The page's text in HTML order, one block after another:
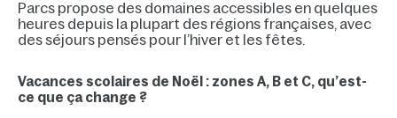
Parcs propose des domaines accessibles en quelques
heures depuis la plupart des régions françaises, avec
des séjours pensés pour l’hiver et les fêtes.
Vacances scolaires de Noël : zones A, B et C, qu’est-
ce que ça change ?